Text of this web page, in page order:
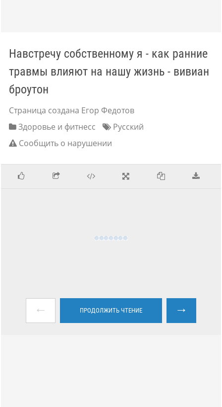
Навстречу собственному я - как ранние
травмы влияют на нашу жизнь - вивиан
броутон
Страница создана Егор Федотов
Здоровье и фитнесс
Русский
Сообщить о нарушении
← ПРОДОЛЖИТЬ ЧТЕНИЕ →